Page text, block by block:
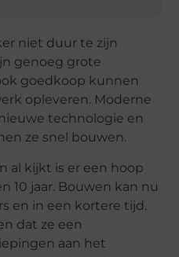
niet duur te zijn
genoeg grote
goedkoop kunnen
opleveren. Moderne
technologie en
ze snel bouwen.
al kijkt is er een hoop
10 jaar. Bouwen kan nu
en in een kortere tijd.
dat ze een
aan het